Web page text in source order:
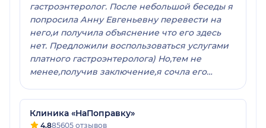
гастроэнтеролог. После небольшой беседы я
попросила Анну Евгеньевну перевести на
него,и получила объяснение что его здесь
нет. Предложили воспользоваться услугами
платного гастроэнтеролога) Но,тем не
менее,получив заключение,я сочла его
рекомендациям,и так же попробую выяснить
почему в подписке за год нет врача такой
нужной многим специализации. Спасибо.
Клиника «НаПоправку»
4.885605 отзывов